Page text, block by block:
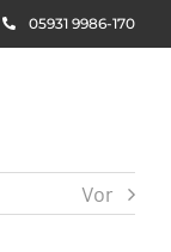
05931 9986-170
Vor